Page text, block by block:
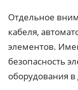
Отдельное
кабеля,
элементов.
безопасность
оборудования